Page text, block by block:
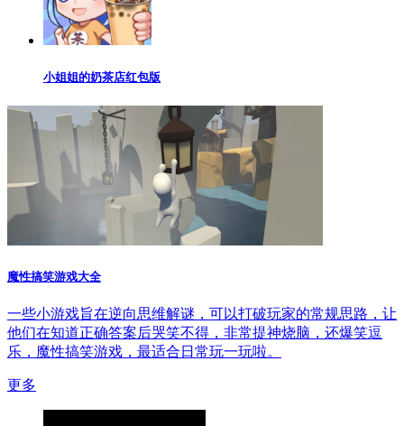
小姐姐的奶茶店红包版
魔性搞笑游戏大全
一些小游戏旨在逆向思维解谜，可以打破玩家的常规思路，让
他们在知道正确答案后哭笑不得，非常提神烧脑，还爆笑逗
乐，魔性搞笑游戏，最适合日常玩一玩啦。
更多